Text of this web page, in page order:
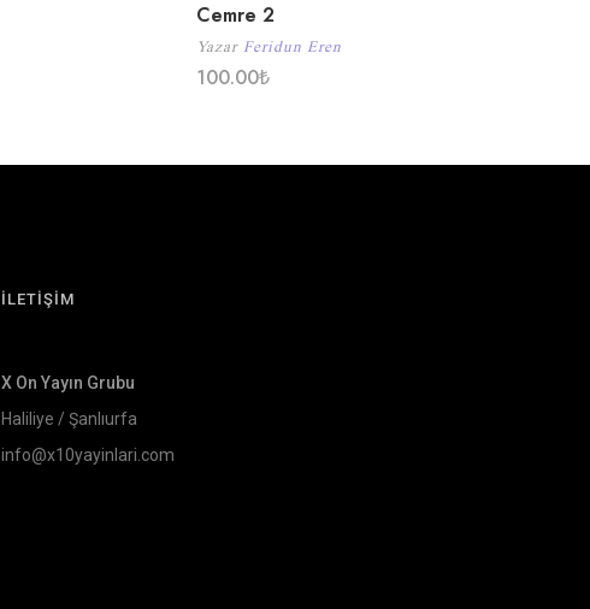
Cemre 2
Yazar Feridun Eren
100.00₺
İLETİŞİM
X On Yayın Grubu
Haliliye / Şanlıurfa
info@x10yayinlari.com